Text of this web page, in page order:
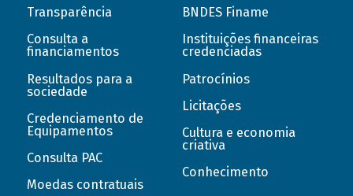
Transparência
Consulta a
financiamentos
Resultados para a
sociedade
Credenciamento de
Equipamentos
Consulta PAC
Moedas contratuais
BNDES Finame
Instituições financeiras
credenciadas
Patrocínios
Licitações
Cultura e economia
criativa
Conhecimento